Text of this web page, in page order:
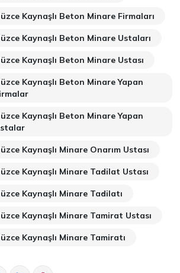
Kaynaşlı Beton Minare Firmaları
Kaynaşlı Beton Minare Ustaları
Kaynaşlı Beton Minare Ustası
Kaynaşlı Beton Minare Yapan
Kaynaşlı Beton Minare Yapan
Kaynaşlı Minare Onarım Ustası
Kaynaşlı Minare Tadilat Ustası
Kaynaşlı Minare Tadilatı
Kaynaşlı Minare Tamirat Ustası
Kaynaşlı Minare Tamiratı